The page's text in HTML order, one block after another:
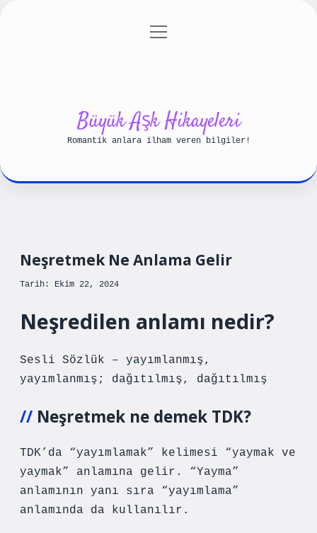
Gizlilik Politikası
menüyü
Büyük Aşk Hikayeleri
Romantik anlara ilham veren bilgiler!
Neşretmek Ne Anlama Gelir
Tarih: Ekim 22, 2024
Neşredilen anlamı nedir?
Sesli Sözlük – yayımlanmış,
yayımlanmış; dağıtılmış, dağıtılmış
Neşretmek ne demek TDK?
TDK’da “yayımlamak” kelimesi “yaymak ve
yaymak” anlamına gelir. “Yayma”
anlamının yanı sıra “yayımlama”
anlamında da kullanılır.